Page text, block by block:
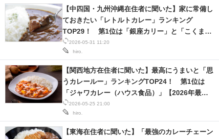
2026-05-31 11:20
hiro.
【中四国・九州沖縄在住者に聞いた】家に常備し
ておきたい「レトルトカレー」ランキング
TOP29！ 第1位は「銀座カリー」と「こくまろ
カレー」【2026年最新調査結果】
2026-05-25 21:00
hiro.
【関西地方在住者に聞いた】最高にうまいと「思
うカレールー」ランキングTOP24！ 第1位は
「ジャワカレー（ハウス食品）」【2026年最新
調査結果】
【東海在住者に聞いた】「最強のカレーチェーン